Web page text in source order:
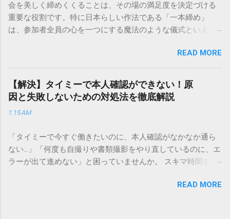
本全国に広範なネットワークを持つ大手運送会社です。特に
重量物や大型の荷物、そして企業間の輸送において圧倒的な
実績を誇ります。 個人で利用する場合、他の宅配業者と少し
いう特徴があります。地域に密着した各拠点が配送をコント
ロールしているため、現場の状況に合わせた柔軟な相談がし
やすいのがメリットです。まずは、今抱えている悩みがどの
サービスで解決できるかを確認していきましょう。 1. 荷物の
るのが最も効率的です。現在の荷物がいったいどこにあるの
か、いつ届く予定なのかは、お手元の番号一つで判明しま
す。 伝票番号（お問い合わせ番号）を準備する : 送り状（伝
票）の控えに記載されている、数字の並びを確認してくださ
い。これが荷物の識別番号になります。 確認できる内容 : 集
会を美しく締めくくることは、その場の満足度を決定づける
重要な役割です。特に日本らしい作法である「一本締め」
は、参加者全員の心を一つにする魔法のような儀式といえる
「手拍子のリズムに自信がない」と不安を感じる方も多いは
ずです。この記事では、ビジネスからカジュアルな集まりま
で、どのような場面でも堂々と立ち振る舞えるための「一本
締め」の作法を、基礎知識から具体的なセリフ例まで丁寧に
解説します。 一本締めとは？その本質と効果 一本締めは、単
に手を叩いて終わらせる作業ではありません。その時間、そ
て刻み込む伝統的な儀礼です。 一本締めがもたらすポジティ
ブな効果 一体感の創出 参加者全員が一斉に同じリズムを刻む
ことで、集団としての連帯感が生まれます。 心地よい終幕
韻を大切にしながら、すっきりと解散することができます。
READ MORE
【解決】タイミーで本人確認ができない！原
因と失敗しないための対処法を徹底解説
1:15 AM
「タイミーで今すぐ働きたいのに、本人確認がなかなか通ら
ない…」「何度も自撮りや書類撮影をやり直しているのに、エ
ラーが出て進めない」と困っていませんか。 スキマ時間を有
賢い働き方に欠かせないツールです。しかし、その最初の壁
READ MORE